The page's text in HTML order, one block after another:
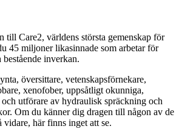
till Care2, världens största gemenskap för
45 miljoner likasinnade som arbetar för
inverkan.
översittare, vetenskapsförnekare,
xenofober, uppsåtligt okunniga,
utförare av hydraulisk spräckning och
Om du känner dig dragen till någon av de
vidare, här finns inget att se.